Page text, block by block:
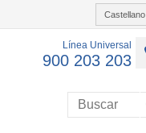
Castellano
Línea Universal
900 203 203